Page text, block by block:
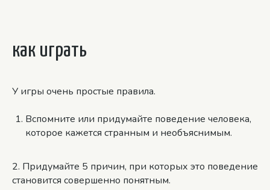
как играть
У игры очень простые правила.
Вспомните или придумайте поведение человека,
которое кажется странным и необъяснимым.
2. Придумайте 5 причин, при которых это поведение
становится совершенно понятным.